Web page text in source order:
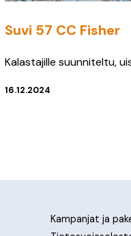
Suvi 57 CC Fisher
Kalastajille suunniteltu,
16.12.2024
Kampanjat ja